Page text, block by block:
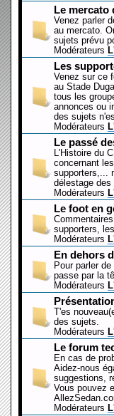
Le mercato
Venez parler
au mercato.
sujets prévu
Modérateurs
Les
Venez sur ce
au Stade
tous les
annonces ou
des sujets
Modérateurs
Le passé
L'Histoire du
concernant
supporters,...
délestage des
Modérateurs
Le foot en
supporters,
Modérateurs
En dehors
Pour parler
passe par la
Modérateurs
T'es
des sujets.
Modérateurs
Le forum
En cas de
Aidez-nous
suggestions,
Vous pouvez
Modérateurs